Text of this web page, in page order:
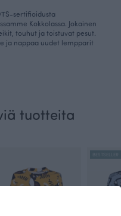
sertifioidusta
Kokkolassa. Jokainen
touhut ja toistuvat pesut.
ja nappaa uudet lempparit
tuotteita
BESTSELLER